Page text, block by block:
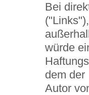
Bei
würde
dem der
Autor